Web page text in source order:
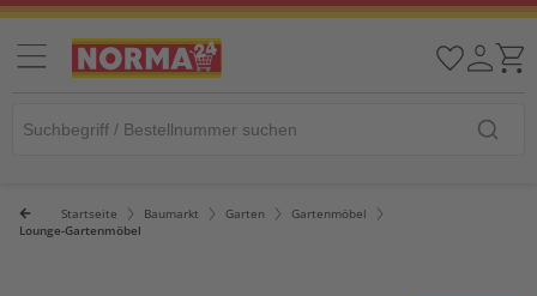
Startseite Baumarkt Garten
Gartenmöbel
Lounge-Gartenmöbel